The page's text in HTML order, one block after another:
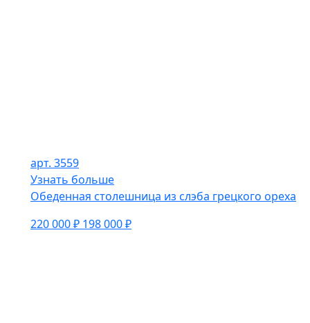
арт. 3559
Узнать больше
Обеденная столешница из слэба грецкого ореха
220 000 ₽ 198 000 ₽